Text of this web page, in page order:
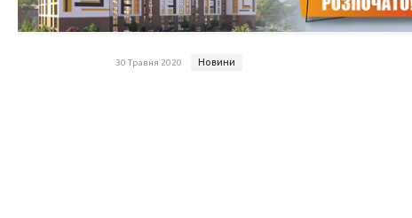
30 Травня 2020 Новини